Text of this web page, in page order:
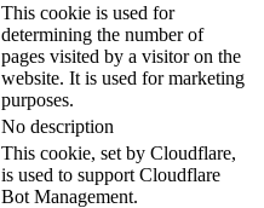
This cookie is used for
determining the number of
pages visited by a visitor on the
website. It is used for marketing
purposes.
No description
This cookie, set by Cloudflare,
is used to support Cloudflare
Bot Management.